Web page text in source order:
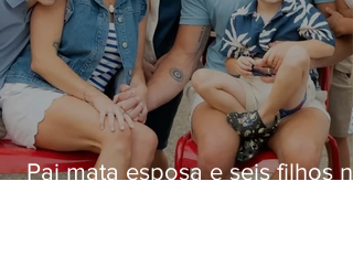
Pai mata esposa e seis filhos